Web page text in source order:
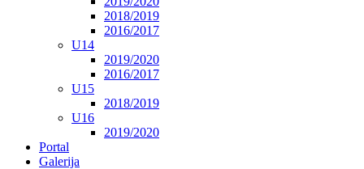
2018/2019
2016/2017
U14
2019/2020
2016/2017
U15
2018/2019
U16
2019/2020
Portal
Galerija